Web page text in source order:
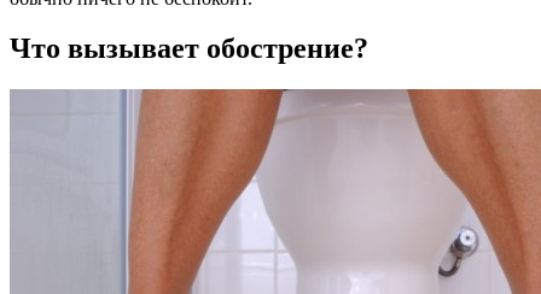
Что вызывает обострение?